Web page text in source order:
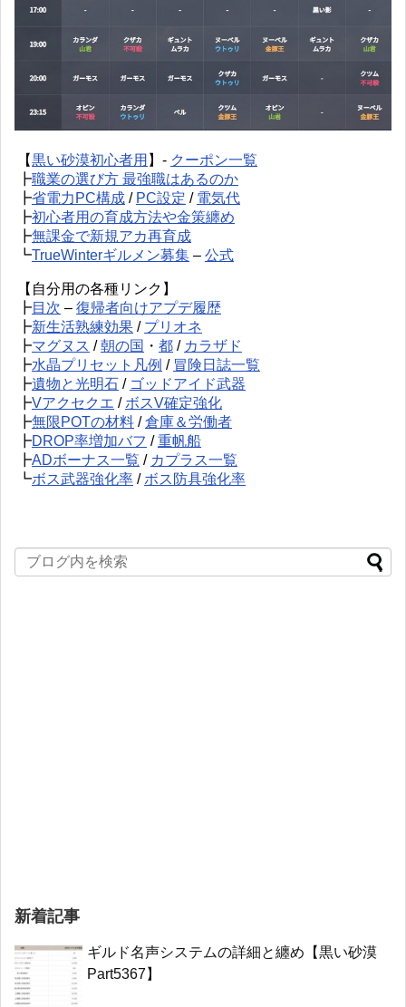
【黒い砂漠初心者用 】- クーポン一覧
┣職業の選び方 最強職はあるのか
┣省電力PC構成 / PC設定 / 電気代
┣初心者用の育成方法や金策纏め
┣無課金で新規アカ再育成
┗TrueWinterギルメン募集 – 公式
【自分用の各種リンク】
┣目次 – 復帰者向けアプデ履歴
┣新生活熟練効果 / プリオネ
┣マグヌス /朝の国 ・ 都 / カラザド
┣水晶プリセット凡例 / 冒険日誌一覧
┣遺物と光明石 / ゴッドアイド武器
┣Vアクセクエ / ボスV確定強化
┣無限POTの材料 /倉庫＆労働者
┣DROP率増加バフ /重帆船
┣ADボーナス一覧 / カプラス一覧
┗ボス武器強化率 / ボス防具強化率
新着記事
ギルド名声システムの詳細と纏め【黒い砂漠
Part5367】